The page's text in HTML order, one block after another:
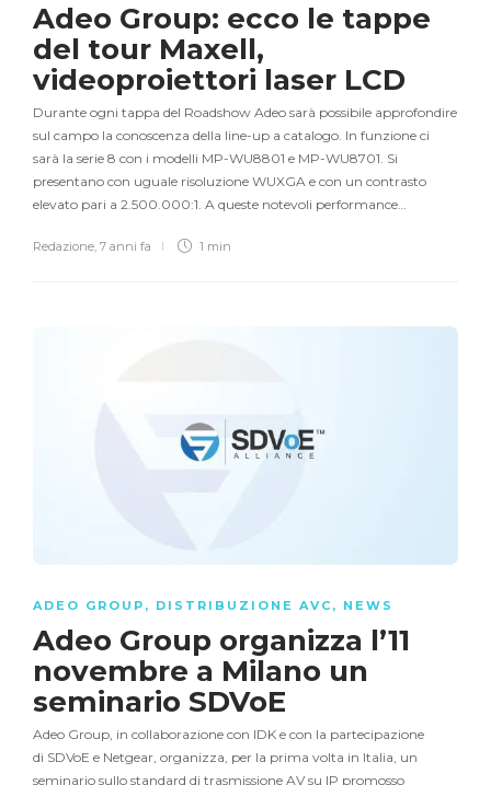
Adeo Group: ecco le tappe
del tour Maxell,
videoproiettori laser LCD
Durante ogni tappa del Roadshow Adeo sarà possibile approfondire
sul campo la conoscenza della line-up a catalogo. In funzione ci
sarà la serie 8 con i modelli MP-WU8801 e MP-WU8701. Si
presentano con uguale risoluzione WUXGA e con un contrasto
elevato pari a 2.500.000:1. A queste notevoli performance…
Redazione, 7 anni fa 1 min
ADEO GROUP , DISTRIBUZIONE AVC , NEWS
Adeo Group organizza l’11
novembre a Milano un
seminario SDVoE
Adeo Group, in collaborazione con IDK e con la partecipazione
di SDVoE e Netgear, organizza, per la prima volta in Italia, un
seminario sullo standard di trasmissione AV su IP promosso